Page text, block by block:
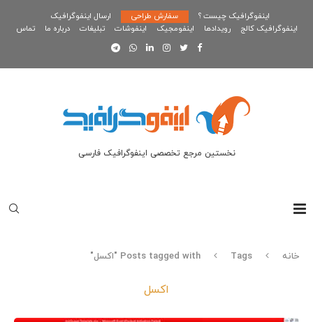
اینفوگرافیک چیست ؟ سفارش طراحی
ارسال اینفوگرافیک
اینفوگرافیک کالج
رویدادها اینفومجیک اینفوشات تبلیغات درباره ما تماس
نخستین مرجع تخصصی اینفوگرافیک فارسی
خانه Tags Posts tagged with "اکسل"
اکسل